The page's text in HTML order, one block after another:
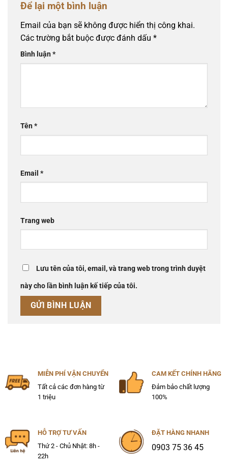
Để lại một bình luận
Email của bạn sẽ không được hiển thị công khai.
Các trường bắt buộc được đánh dấu *
Bình luận*
Tên*
Email *
Trang web
Lưu tên của tôi, email, và trang web trong trình duyệt
này cho lần bình luận kế tiếp của tôi.
MIỄN PHÍ VẬN CHUYỂN
Tất cả các đơn hàng từ
1 triệu
CAM KẾT CHÍNH HÃNG
Đảm bảo chất lượng
100%
HỖ TRỢ TƯ VẤN
Thứ 2 - Chủ Nhật: 8h -
22h
ĐẶT HÀNG NHANH
0903 75 36 45